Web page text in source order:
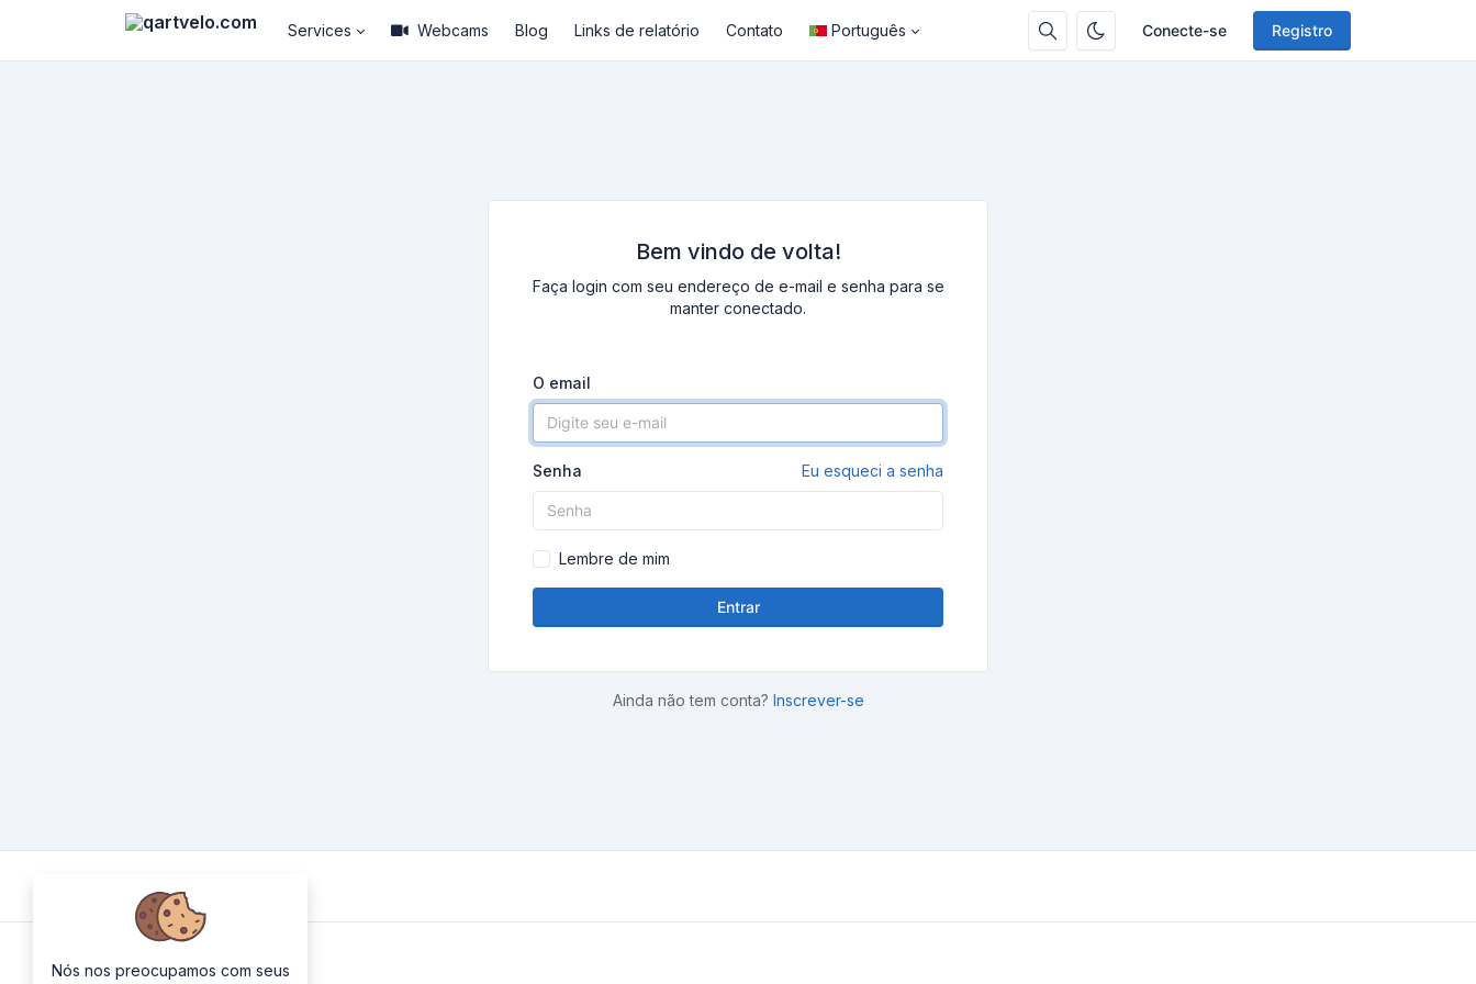
Conecte-se Registro
Services Webcams Blog Links de relatório Contato Português
Bem vindo de volta!
Faça login com seu endereço de e-mail e senha para se
manter conectado.
O email
Senha Eu esqueci a senha
Lembre de mim
Entrar
Ainda não tem conta? Inscrever-se
About Us
Nós nos preocupamos com seus